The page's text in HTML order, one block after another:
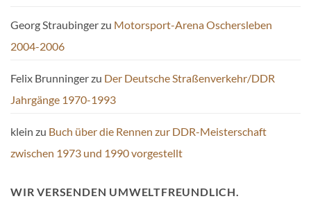
Georg Straubingerzu Motorsport-Arena Oschersleben
2004-2006
Felix Brunningerzu Der Deutsche Straßenverkehr/DDR
Jahrgänge 1970-1993
klein zu Buch über die Rennen zur DDR-Meisterschaft
zwischen 1973 und 1990 vorgestellt
WIR VERSENDEN UMWELTFREUNDLICH.